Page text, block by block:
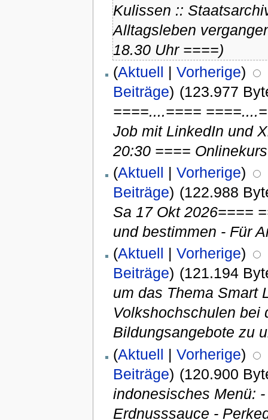
Kulissen ::
Alltagsleben
18.30 Uhr ====)
(Aktuell | Vorherige)
Beiträge) (123.977
====....====
Job mit LinkedIn und
20:30 ====
(Aktuell | Vorherige)
Beiträge) (122.988
Sa 17 Okt 2026====
und bestimmen - Für
(Aktuell | Vorherige)
Beiträge) (121.194
um das Thema Smart
Volkshochschulen bei
Bildungsangebote zu
(Aktuell | Vorherige)
Beiträge) (120.900
indonesisches Menü:
Erdnusssauce -